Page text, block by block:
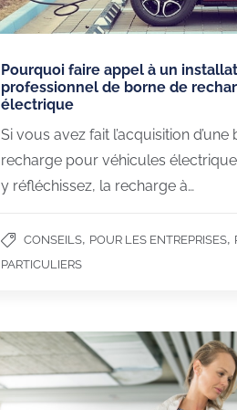
Pourquoi faire appel à un
professionnel de borne de
électrique
Si vous avez fait l’acquisition d’une
recharge pour véhicules
y réfléchissez, la recharge à…
CONSEILS, POUR LES ENTREPRISES,
PARTICULIERS